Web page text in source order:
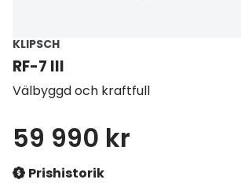
KLIPSCH
RF-7 III
Välbyggd och kraftfull
59 990 kr
Prishistorik